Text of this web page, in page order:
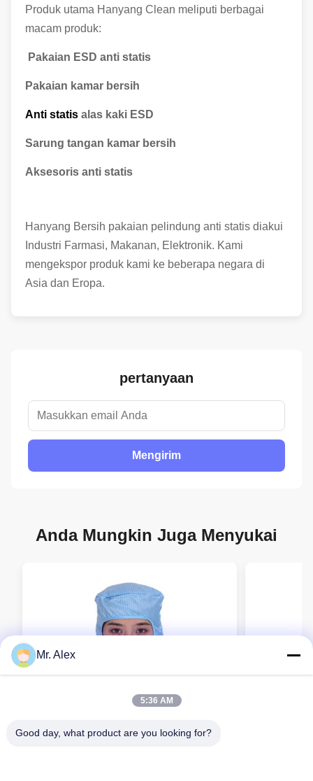
Produk utama Hanyang Clean meliputi berbagai
macam produk:
Pakaian ESD anti statis
Pakaian kamar bersih
Anti statis alas kaki ESD
Sarung tangan kamar bersih
Aksesoris anti statis
Hanyang Bersih pakaian pelindung anti statis diakui
Industri Farmasi, Makanan, Elektronik. Kami
mengekspor produk kami ke beberapa negara di
Asia dan Eropa.
pertanyaan
Mengirim
Anda Mungkin Juga Menyukai
Mr. Alex
5:36 AM
Good day, what product are you looking for?